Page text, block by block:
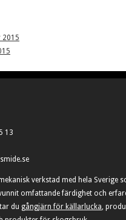
2015
13
verkstad med hela Sverige
omfattande färdighet och
du gångjärn för källarlucka,